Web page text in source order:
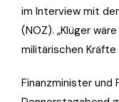
im Interview mit
(NOZ). „Klüger
militärischen Kräfte
Finanzminister und